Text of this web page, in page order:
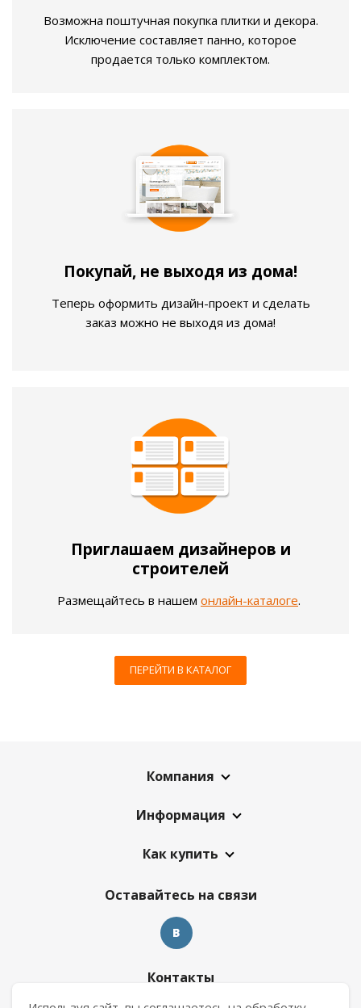
Возможна поштучная покупка плитки и декора.
Исключение составляет панно, которое
продается только комплектом.
Покупай, не выходя из дома!
Теперь оформить дизайн-проект и сделать
заказ можно не выходя из дома!
Приглашаем дизайнеров и
строителей
Размещайтесь в нашем онлайн-каталоге.
ПЕРЕЙТИ В КАТАЛОГ
Компания
Информация
Как купить
Оставайтесь на связи
Контакты